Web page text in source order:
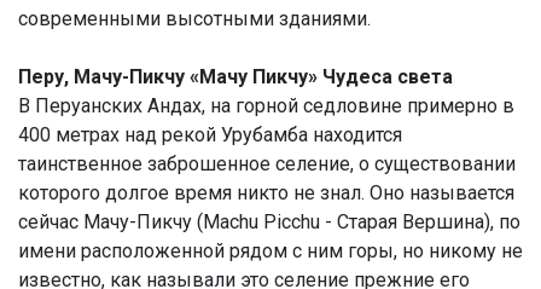
современными высотными зданиями.
Перу, Мачу-Пикчу «Мачу Пикчу» Чудеса света
В Перуанских Андах, на горной седловине примерно в
400 метрах над рекой Урубамба находится
таинственное заброшенное селение, о существовании
которого долгое время никто не знал. Оно называется
сейчас Мачу-Пикчу (Machu Picchu - Старая Вершина), по
имени расположенной рядом с ним горы, но никому не
известно, как называли это селение прежние его